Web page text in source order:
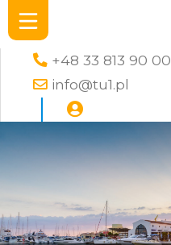
+48 33 813 90 00
info@tu1.pl